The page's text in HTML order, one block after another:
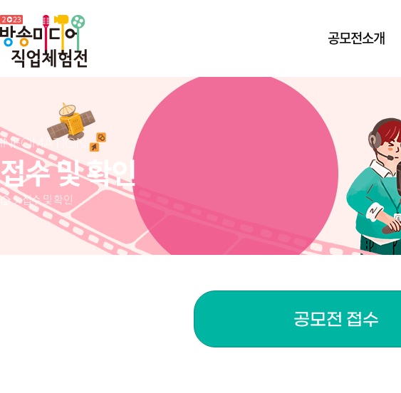
공모전소개
INFOMATION
접수 및 확인
접수 및 확인
공모전 접수